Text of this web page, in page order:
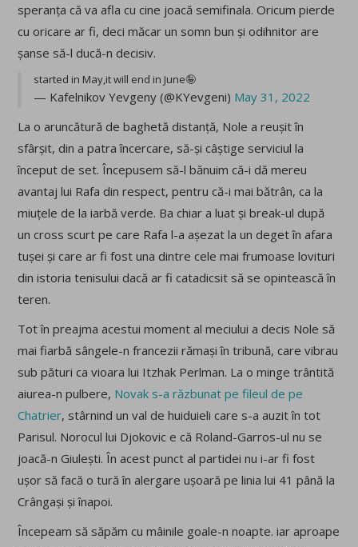
speranța că va afla cu cine joacă semifinala. Oricum pierde
cu oricare ar fi, deci măcar un somn bun și odihnitor are
șanse să-l ducă-n decisiv.
started in May,it will end in June🤪
— Kafelnikov Yevgeny (@KYevgeni) May 31, 2022
La o aruncătură de baghetă distanță, Nole a reușit în
sfârșit, din a patra încercare, să-și câștige serviciul la
început de set. Începusem să-l bănuim că-i dă mereu
avantaj lui Rafa din respect, pentru că-i mai bătrân, ca la
miuțele de la iarbă verde. Ba chiar a luat și break-ul după
un cross scurt pe care Rafa l-a așezat la un deget în afara
tușei și care ar fi fost una dintre cele mai frumoase lovituri
din istoria tenisului dacă ar fi catadicsit să se opintească în
teren.
Tot în preajma acestui moment al meciului a decis Nole să
mai fiarbă sângele-n francezii rămași în tribună, care vibrau
sub pături ca vioara lui Itzhak Perlman. La o minge trântită
aiurea-n pulbere, Novak s-a răzbunat pe fileul de pe
Chatrier, stârnind un val de huiduieli care s-a auzit în tot
Parisul. Norocul lui Djokovic e că Roland-Garros-ul nu se
joacă-n Giulești. În acest punct al partidei nu i-ar fi fost
ușor să facă o tură în alergare ușoară pe linia lui 41 până la
Crângași și înapoi.
Începeam să săpăm cu mâinile goale-n noapte. iar aproape